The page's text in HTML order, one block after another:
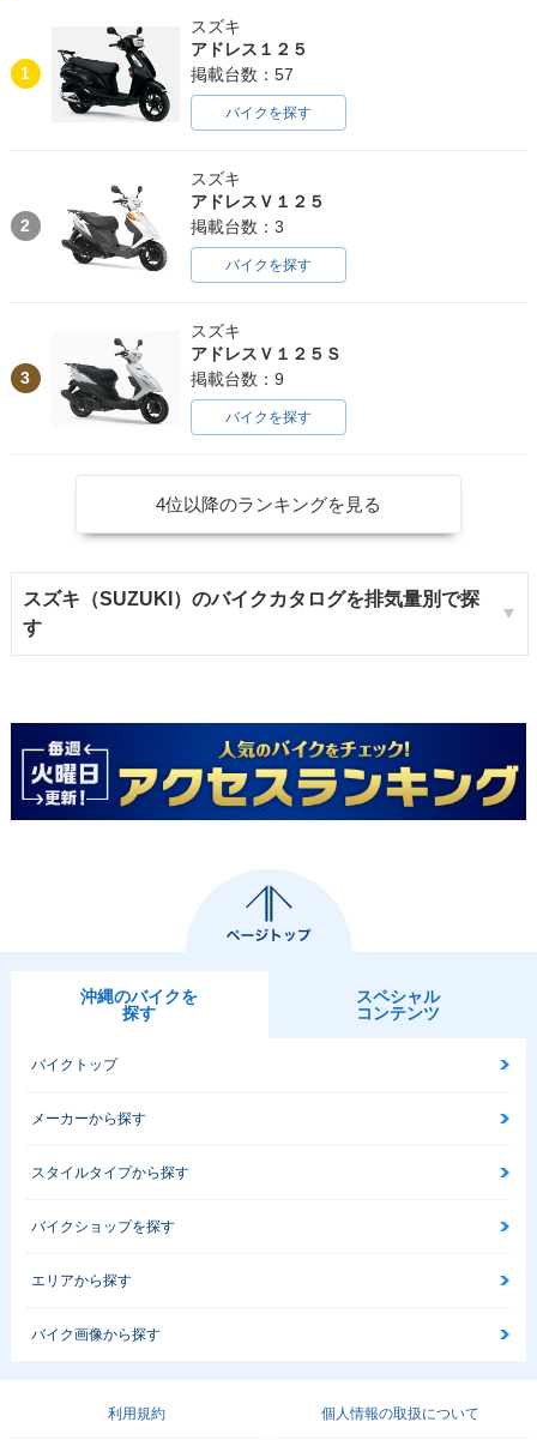
1
スズキ
アドレス１２５
掲載台数：57
バイクを探す
2
スズキ
アドレスＶ１２５
掲載台数：3
バイクを探す
3
スズキ
アドレスＶ１２５Ｓ
掲載台数：9
バイクを探す
4位以降のランキングを見る
スズキ（SUZUKI）のバイクカタログを排気量別で探
す
沖縄のバイクを
探す
スペシャル
コンテンツ
バイクトップ
メーカーから探す
スタイルタイプから探す
バイクショップを探す
エリアから探す
バイク画像から探す
利用規約 個人情報の取扱について